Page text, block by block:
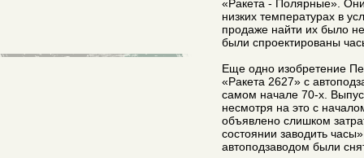
«Ракета - Полярные».
низких температурах в
продаже найти их было
были спроектированы
Еще одно изобретение
«Ракета 2627» с
самом начале 70-х.
несмотря на это с
объявлено слишком
состоянии заводить
автоподзаводом были